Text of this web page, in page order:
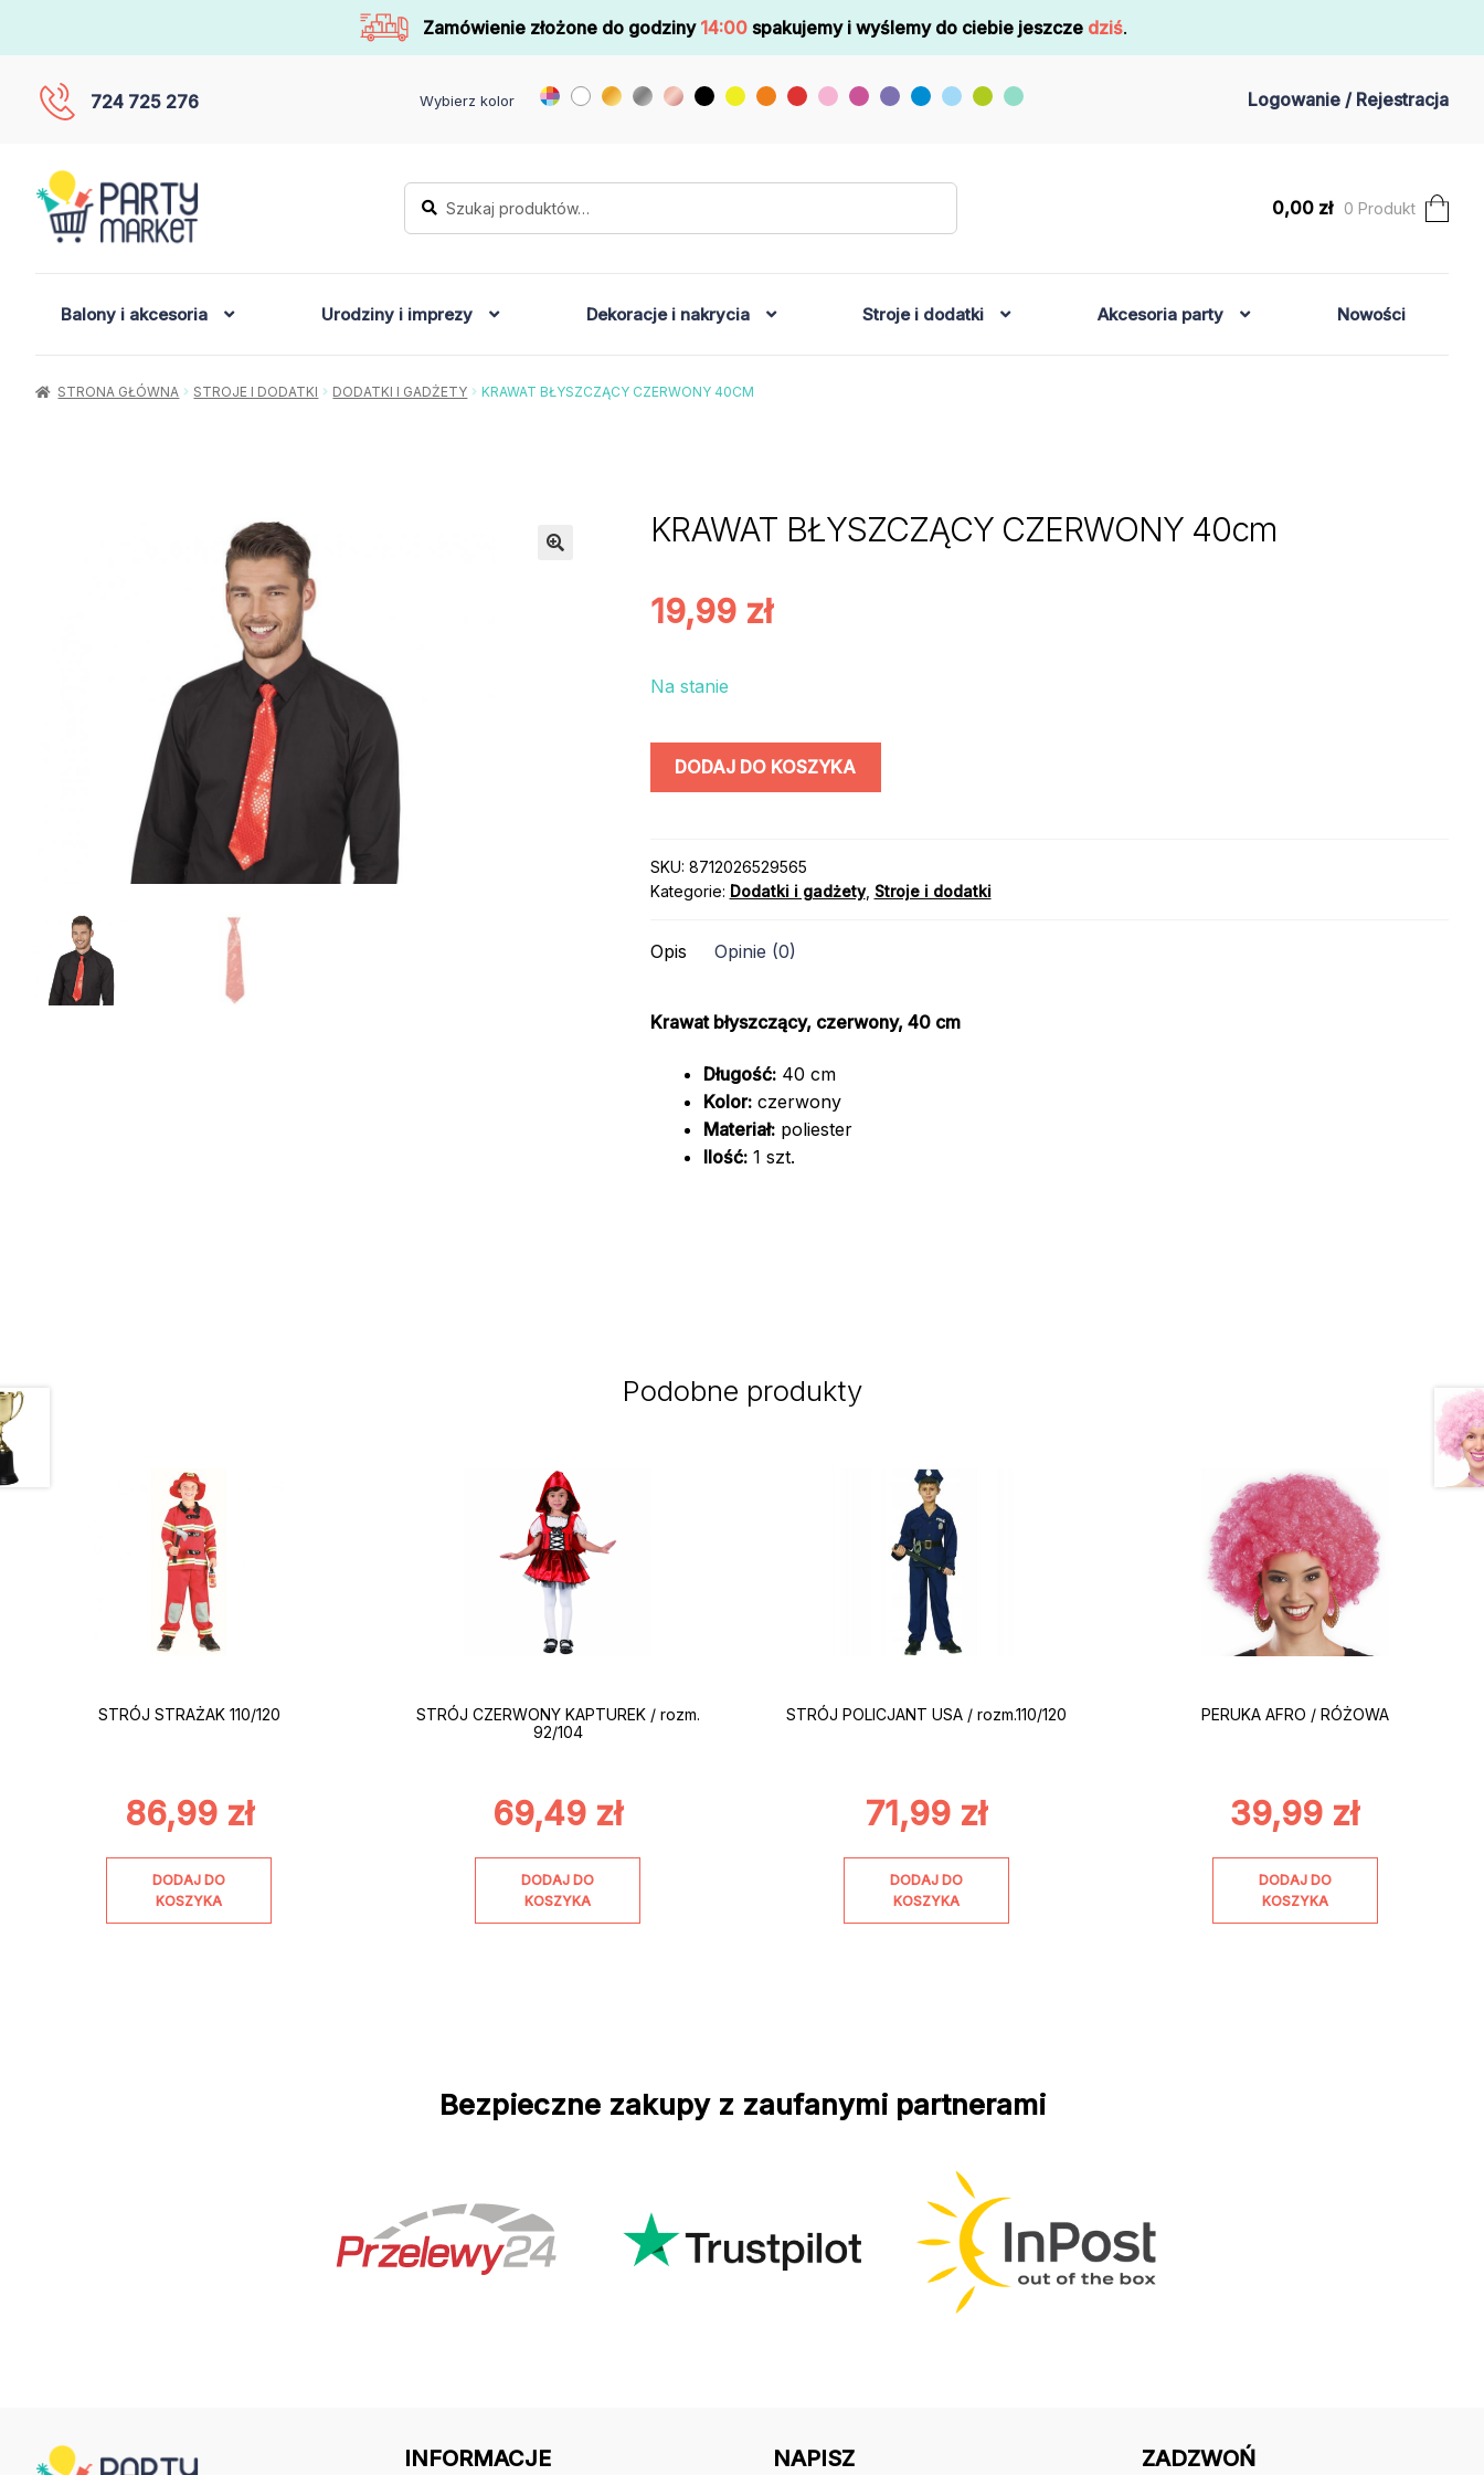
Zamówienie złożone do godziny 14:00 spakujemy i wyślemy do ciebie jeszcze dziś.
724 725 276 Wybierz kolor Logowanie / Rejestracja
Szukaj:
Szukaj
0,00 zł 0 Produkt
Balony i akcesoria Urodziny i imprezy Dekoracje i nakrycia Stroje i dodatki Akcesoria party Nowości
STRONA GŁÓWNA STROJE I DODATKI DODATKI I GADŻETY KRAWAT BŁYSZCZĄCY CZERWONY 40CM
KRAWAT BŁYSZCZĄCY CZERWONY 40cm
19,99 zł
Na stanie
ilość
40cm
DODAJ DO KOSZYKA
SKU: 8712026529565
Kategorie: Dodatki i gadżety, Stroje i dodatki
Opis Opinie (0)
Krawat błyszczący, czerwony, 40 cm
Długość:40 cm
Kolor:czerwony
Materiał:poliester
Ilość:1 szt.
Podobne produkty
STRÓJ STRAŻAK 110/120
86,99 zł
DODAJ DO
KOSZYKA
STRÓJ CZERWONY KAPTUREK / rozm.
92/104
69,49 zł
DODAJ DO
KOSZYKA
STRÓJ POLICJANT USA / rozm.110/120
71,99 zł
DODAJ DO
KOSZYKA
PERUKA AFRO / RÓŻOWA
39,99 zł
DODAJ DO
KOSZYKA
Bezpieczne zakupy z zaufanymi partnerami
INFORMACJE NAPISZ ZADZWOŃ